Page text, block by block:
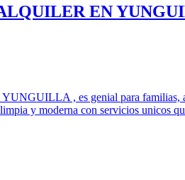
EN
, es genial para familias,
y moderna con servicios